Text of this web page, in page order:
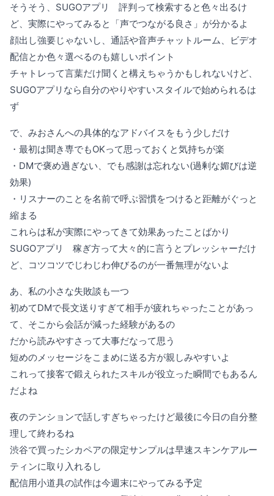
そうそう、SUGOアプリ 評判って検索すると色々出るけ
ど、実際にやってみると「声でつながる良さ」が分かるよ
顔出し強要じゃないし、通話や音声チャットルーム、ビデオ
配信とか色々選べるのも嬉しいポイント
チャトレって言葉だけ聞くと構えちゃうかもしれないけど、
SUGOアプリなら自分のやりやすいスタイルで始められるは
ず
で、みおさんへの具体的なアドバイスをもう少しだけ
・最初は聞き専でもOKって思っておくと気持ちが楽
・DMで褒め過ぎない、でも感謝は忘れない(過剰な媚びは逆
効果)
・リスナーのことを名前で呼ぶ習慣をつけると距離がぐっと
縮まる
これらは私が実際にやってきて効果あったことばかり
SUGOアプリ 稼ぎ方って大々的に言うとプレッシャーだけ
ど、コツコツでじわじわ伸びるのが一番無理がないよ
あ、私の小さな失敗談も一つ
初めてDMで長文送りすぎて相手が疲れちゃったことがあっ
て、そこから会話が減った経験があるの
だから読みやすさって大事だなって思う
短めのメッセージをこまめに送る方が親しみやすいよ
これって接客で鍛えられたスキルが役立った瞬間でもあるん
だよね
夜のテンションで話しすぎちゃったけど最後に今日の自分整
理して終わるね
渋谷で買ったシカペアの限定サンプルは早速スキンケアルー
ティンに取り入れるし
配信用小道具の試作は今週末にやってみる予定